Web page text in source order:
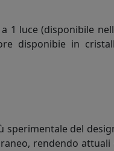
a 1 luce (disponibile
disponibie in
sperimentale del
rendendo attuali